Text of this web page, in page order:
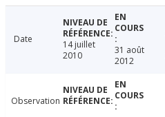
Date
14 juillet
2010
31 août
2012
Observation